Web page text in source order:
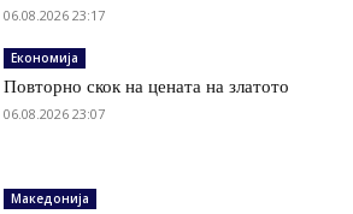
06.08.2026 23:17
Економија
Повторно скок на цената на златото
06.08.2026 23:07
Македонија